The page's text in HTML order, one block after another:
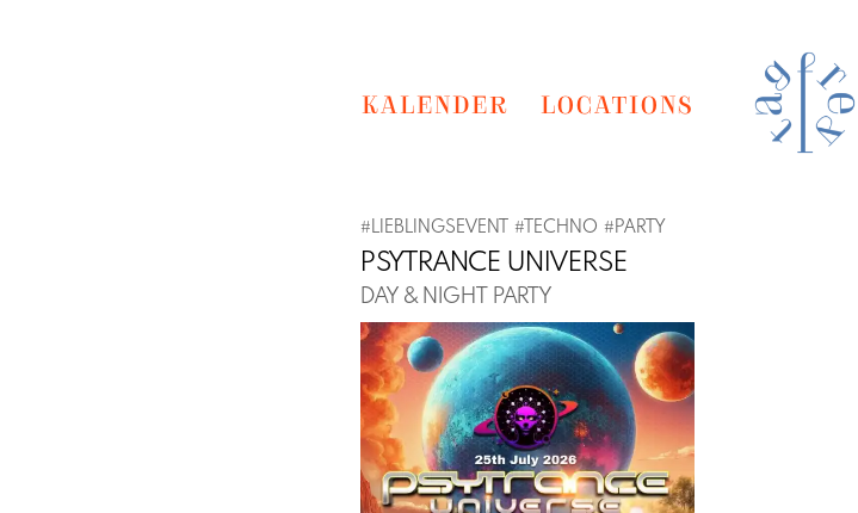
KALENDER LOCATIONS
#LIEBLINGSEVENT # TECHNO #PARTY
PSYTRANCE UNIVERSE
DAY & NIGHT PARTY
Previous Next